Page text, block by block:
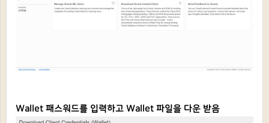
Wallet 패스워드를 입력하고 Wallet 파일을 다운 받음